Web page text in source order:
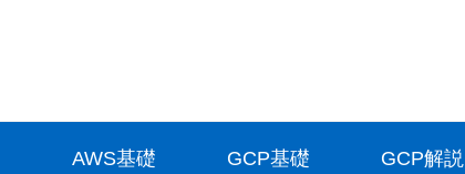
AWS基礎 GCP基礎 GCP解説